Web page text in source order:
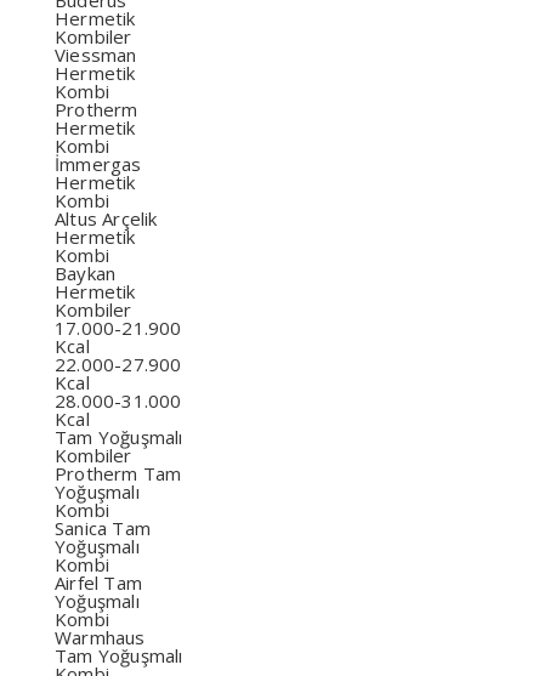
Hermetik
Kombiler
Viessman
Hermetik
Kombi
Protherm
Hermetik
Kombi
İmmergas
Hermetik
Kombi
Altus Arçelik
Hermetik
Kombi
Baykan
Hermetik
Kombiler
17.000-21.900
Kcal
22.000-27.900
Kcal
28.000-31.000
Kcal
Tam Yoğuşmalı
Kombiler
Protherm Tam
Yoğuşmalı
Kombi
Sanica Tam
Yoğuşmalı
Kombi
Airfel Tam
Yoğuşmalı
Kombi
Warmhaus
Tam Yoğuşmalı